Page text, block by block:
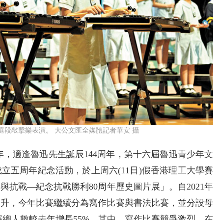
段敲擊樂表演。 大公文匯全媒體記者華安 攝
適逢魯迅先生誕辰144周年，第十六屆魯迅青少年文
五周年紀念活動，於上周六(11日)假香港理工大學賽
抗戰—紀念抗戰勝利80周年歷史圖片展」。自2021年
，今年比賽繼續分為寫作比賽與書法比賽，並分設母